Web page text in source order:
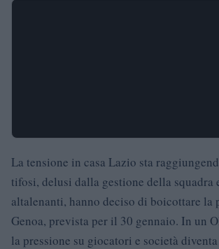
La tensione in casa Lazio sta
tifosi, delusi dalla gestione della squadra
altalenanti, hanno deciso di boicottare la
Genoa, prevista per il 30 gennaio. In un
la pressione su giocatori e società